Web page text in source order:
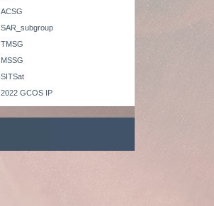
ACSG
SAR_subgroup
TMSG
MSSG
SITSat
2022 GCOS IP